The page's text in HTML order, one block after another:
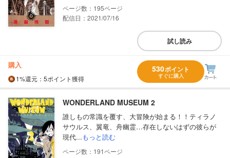
195
配信日：2021/07/16
試し読み
購入
1%還元 ：5ポイント獲得
530ポイント
すぐに購入
WONDERLAND MUSEUM 2
誰しもの常識を覆す、大冒険が始まる！！ティラノ
サウルス、翼竜、舟幽霊…存在しないはずの彼らが
現代...もっと読む
191